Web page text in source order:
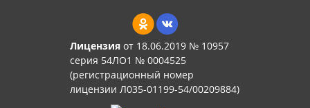
Лицензияот 18.06.2019 № 10957
серия 54ЛО1 № 0004525
(регистрационный номер
лицензии Л035-01199-54/00209884)